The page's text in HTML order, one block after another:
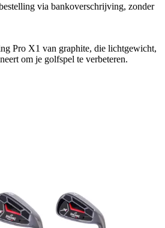
via bankoverschrijving, zonder
Pro X1 van graphite, die lichtgewicht,
om je golfspel te verbeteren.